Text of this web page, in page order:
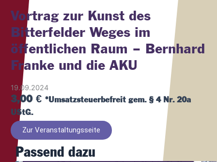
Vortrag zur Kunst des
Bitterfelder Weges im
öffentlichen Raum – Bernhard
Franke und die AKU
19.09.2024
3,00€ *Umsatzsteuerbefreit gem. § 4 Nr. 20a
UStG.
Zur Veranstaltungsseite
Passend dazu